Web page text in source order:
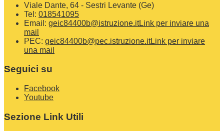
Viale Dante, 64 - Sestri Levante (Ge)
Tel: 018541095
Email: geic84400b@istruzione.itLink per inviare una
mail
PEC: geic84400b@pec.istruzione.itLink per inviare
una mail
Seguici su
Facebook
Youtube
Sezione Link Utili